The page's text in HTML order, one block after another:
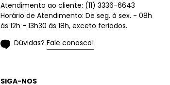
Atendimento ao cliente: (11) 3336-6643
Horário de Atendimento: De seg. à sex. - 08h
às 12h - 13h30 às 18h, exceto feriados.
Dúvidas? Fale conosco!
SIGA-NOS